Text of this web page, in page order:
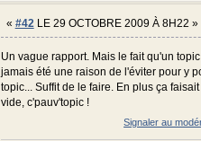
« #42LE 29 OCTOBRE 2009 À 8H22 »
Un vague rapport. Mais le fait qu'un
jamais été une raison de l'éviter pour y
topic... Suffit de le faire. En plus ça
vide, c'pauv'topic !
Signaler au